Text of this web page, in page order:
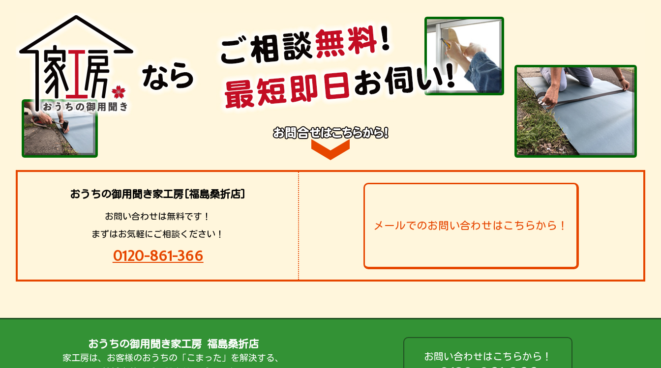
おうちの御用聞き家工房[福島桑折店]
お問い合わせは無料です！
まずはお気軽にご相談ください！
0120-861-366
メールでのお問い合わせはこちらから！
おうちの御用聞き家工房 福島桑折店
家工房は、お客様のおうちの「こまった」を解決する、
お問い合わせはこちらから！